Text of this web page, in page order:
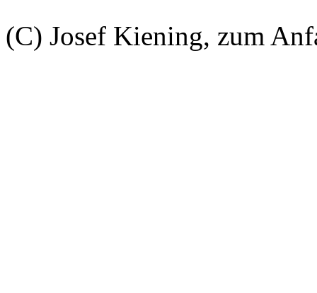
(C) Josef Kiening, zum